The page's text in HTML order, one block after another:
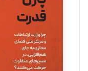
تحریریه
ملینا جعفری
تحریریه